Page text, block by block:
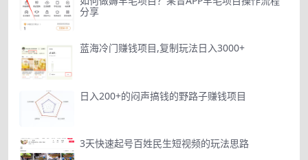
分享
蓝海冷门赚钱项目,复制玩法日入3000+
日入200+的闷声搞钱的野路子赚钱项目
3天快速起号百姓民生短视频的玩法思路